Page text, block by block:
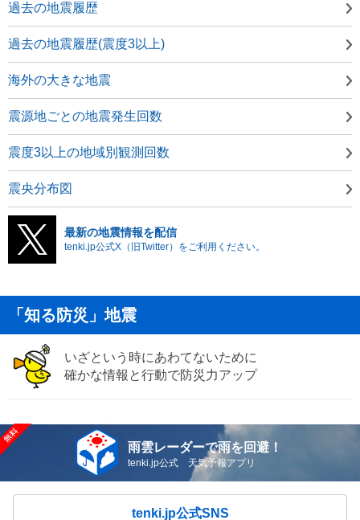
過去の地震履歴
過去の地震履歴(震度3以上)
海外の大きな地震
震源地ごとの地震発生回数
震度3以上の地域別観測回数
震央分布図
最新の地震情報を配信
tenki.jp公式X（旧Twitter）をご利用ください。
「知る防災」地震
いざという時にあわてないために
確かな情報と行動で防災力アップ
雨雲レーダーで雨を回避！
tenki.jp公式 天気予報アプリ
tenki.jp公式SNS